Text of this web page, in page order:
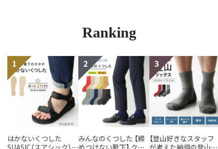
Ranking
はかないくつした
みんなのくつした 【締 【登山好きなスタッフ